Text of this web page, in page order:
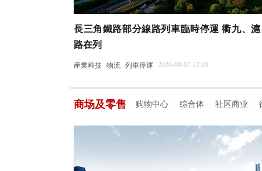
長三角鐵路部分線路列車臨時停運 衢九、
路在列
産業科技 物流 列車停運 2026-08-07 22:39
商场及零售 购物中心 综合体 社区商业